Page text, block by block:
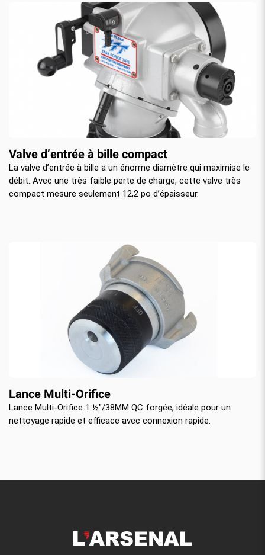
Valve d’entrée à bille compact
La valve d’entrée à bille a un énorme diamètre qui maximise le
débit. Avec une très faible perte de charge, cette valve très
compact mesure seulement 12,2 po d’épaisseur.
Lance Multi-Orifice
Lance Multi-Orifice 1 ½"/38MM QC forgée, idéale pour un
nettoyage rapide et efficace avec connexion rapide.